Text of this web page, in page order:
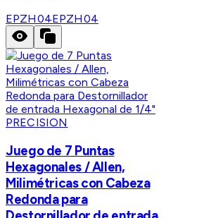
EPZH04EPZH04
PRECISION
Juego de 7 Puntas
Hexagonales / Allen,
Milimétricas con Cabeza
Redonda para